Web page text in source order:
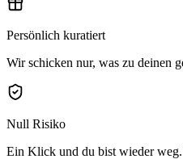
Persönlich kuratiert
Wir schicken nur, was zu deinen
Null Risiko
Ein Klick und du bist wieder weg.